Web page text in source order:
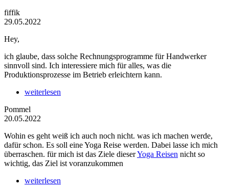
fiffik
29.05.2022
Hey,
ich glaube, dass solche Rechnungsprogramme für Handwerker
sinnvoll sind. Ich interessiere mich für alles, was die
Produktionsprozesse im Betrieb erleichtern kann.
weiterlesen
Pommel
20.05.2022
Wohin es geht weiß ich auch noch nicht. was ich machen werde,
dafür schon. Es soll eine Yoga Reise werden. Dabei lasse ich mich
überraschen. für mich ist das Ziele dieserYoga Reisen nicht so
wichtig, das Ziel ist voranzukommen
weiterlesen